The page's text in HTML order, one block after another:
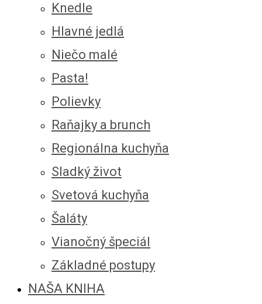
Knedle
Hlavné jedlá
Niečo malé
Pasta!
Polievky
Raňajky a brunch
Regionálna kuchyňa
Sladký život
Svetová kuchyňa
Šaláty
Vianočný špeciál
Základné postupy
NAŠA KNIHA